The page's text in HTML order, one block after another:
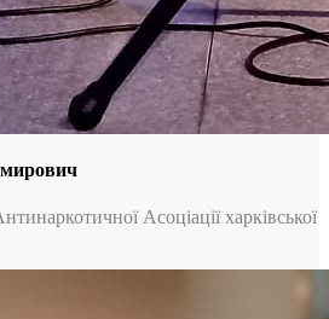
Асоціації харківської